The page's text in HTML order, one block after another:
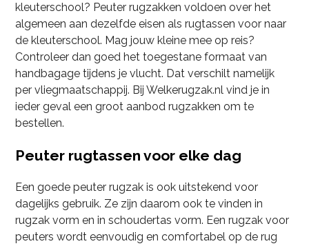
kleuterschool? Peuter rugzakken voldoen over het
algemeen aan dezelfde eisen als rugtassen voor naar
de kleuterschool. Mag jouw kleine mee op reis?
Controleer dan goed het toegestane formaat van
handbagage tijdens je vlucht. Dat verschilt namelijk
per vliegmaatschappij. Bij Welkerugzak.nl vind je in
ieder geval een groot aanbod rugzakken om te
bestellen.
Peuter rugtassen voor elke dag
Een goede peuter rugzak is ook uitstekend voor
dagelijks gebruik. Ze zijn daarom ook te vinden in
rugzak vorm en in schoudertas vorm. Een rugzak voor
peuters wordt eenvoudig en comfortabel op de rug